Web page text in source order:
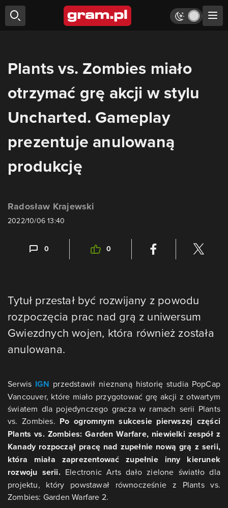
Plants vs. Zombies miało
otrzymać grę akcji w stylu
Uncharted. Gameplay
prezentuje anulowaną
produkcję
Radosław Krajewski
2022/10/06 13:40
0 0
Tytuł przestał być rozwijany z powodu
rozpoczęcia prac nad grą z uniwersum
Gwiezdnych wojen, która również została
anulowana.
Serwis IGN przedstawił nieznaną historię studia PopCap
Vancouver, które miało przygotować grę akcji z otwartym
światem dla pojedynczego gracza w ramach serii Plants
vs. Zombies. Po ogromnym sukcesie pierwszej części
Plants vs. Zombies: Garden Warfare, niewielki zespół z
Kanady rozpoczął pracę nad zupełnie nową grą z serii,
która miała zaprezentować zupełnie inny kierunek
rozwoju serii.Electronic Arts dało zielone światło dla
projektu, który powstawał równocześnie z Plants vs.
Zombies: Garden Warfare 2.